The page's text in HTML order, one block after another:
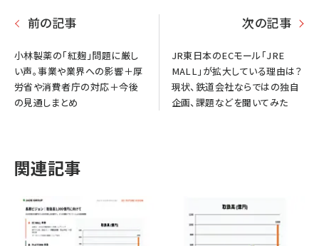
前の記事
小林製薬の「紅麹」問題に厳し
い声。事業や業界への影響＋厚
労省や消費者庁の対応＋今後
の見通しまとめ
次の記事
JR東日本のECモール「JRE
MALL」が拡大している理由は？
現状、鉄道会社ならではの独自
企画、課題などを聞いてみた
関連記事